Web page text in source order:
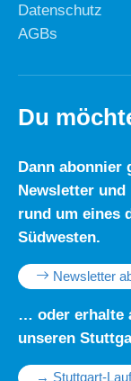
Datenschutz
AGBs
Du
Dann abonnier
Newsletter
rund um eines
Südwesten.
Newsletter
… oder erhalte
unseren
→ Stuttgart-